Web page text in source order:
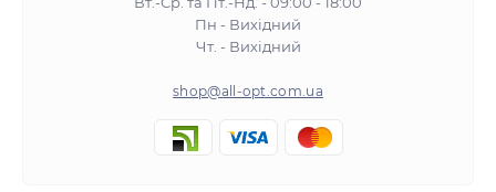
Пн - Вихідний
Чт. - Вихідний
shop@all-opt.com.ua